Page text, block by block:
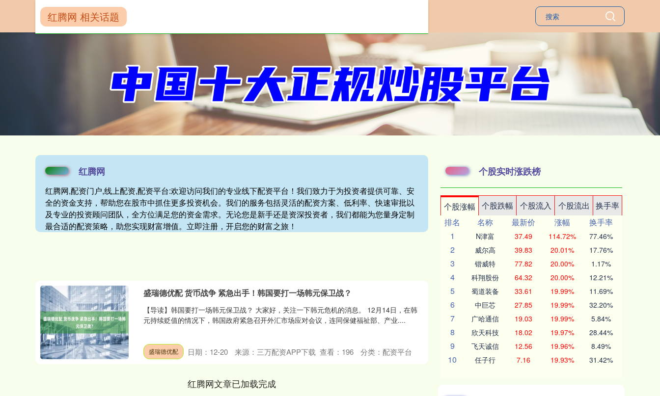
红腾网
红腾网,配资门户,线上配资,配资平台:欢迎访问我们的专业线下配资平台！我们致力于为投资者提供可靠、安
全的资金支持，帮助您在股市中抓住更多投资机会。我们的服务包括灵活的配资方案、低利率、快速审批以
及专业的投资顾问团队，全方位满足您的资金需求。无论您是新手还是资深投资者，我们都能为您量身定制
最合适的配资策略，助您实现财富增值。立即注册，开启您的财富之旅！
红腾网 相关话题
盛瑞德优配 货币战争 紧急出手！韩国要打一场韩元保卫战？
【导读】韩国要打一场韩元保卫战？ 大家好，关注一下韩元危机的消息。 12月14日，在韩
元持续贬值的情况下，韩国政府紧急召开外汇市场应对会议，连同保健福祉部、产业....
盛瑞德优配 日期：12-20 来源：三万配资APP下载 查看： 196 分类： 配资平台
红腾网文章已加载完成
个股实时涨跌榜
个股涨幅 个股跌幅 个股流入 个股流出
换手率
排名
名称 最新价 涨幅
换手率
1
N津富 37.49 114.72% 77.46%
2 威尔高 39.83 20.01% 17.76%
3 锴威特 77.82 20.00% 1.17%
4 科翔股份 64.32 20.00% 12.21%
5 蜀道装备 33.61 19.99% 11.69%
6 中巨芯 27.85 19.99% 32.20%
7 广哈通信 19.03 19.99% 5.84%
8 欣天科技 18.02 19.97% 28.44%
9 飞天诚信 12.56 19.96% 8.49%
10 任子行 7.16 19.93% 31.42%